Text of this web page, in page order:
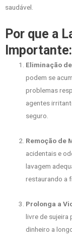
saudável.
Por que a
Importante:
Eliminação
podem se
problemas
agentes
seguro.
Remoção de
acidentais e
lavagem
restaurando a
Prolonga a
livre de sujeira
dinheiro a